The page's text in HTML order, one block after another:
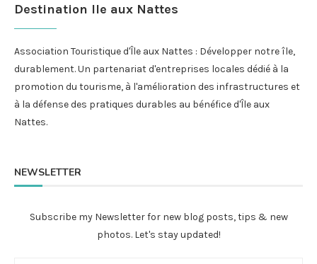
Destination Ile aux Nattes
Association Touristique d'Île aux Nattes : Développer notre île,
durablement. Un partenariat d'entreprises locales dédié à la
promotion du tourisme, à l'amélioration des infrastructures et
à la défense des pratiques durables au bénéfice d'Île aux
Nattes.
NEWSLETTER
Subscribe my Newsletter for new blog posts, tips & new
photos. Let's stay updated!